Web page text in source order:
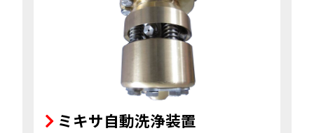
ミキサ自動洗浄装置